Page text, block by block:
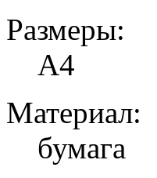
Размеры:
А4
Материал:
бумага